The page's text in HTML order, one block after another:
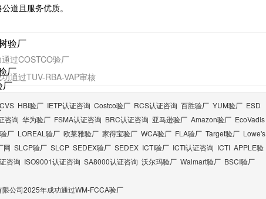
验厂
厂
厂
道且服务优质。
过COSTCO验厂
通过TUV-RBA-VAP审核
CVS HBI验厂 IETP认证咨询 Costco验厂 RCS认证咨询 百胜验厂 YUM验厂 ESD
咨询 华为验厂 FSMA认证咨询 BRC认证咨询 亚马逊验厂 Amazon验厂 EcoVadis
厂 LOREAL验厂 欧莱雅验厂 家得宝验厂 WCA验厂 FLA验厂 Target验厂 Lowe's
网 SLCP验厂 SLCP SEDEX验厂 SEDEX ICTI验厂 ICTI认证咨询 ICTI APPLE验
咨询 ISO9001认证咨询 SA8000认证咨询 沃尔玛验厂 Walmart验厂 BSCI验厂
公司2025年成功通过WM-FCCA验厂